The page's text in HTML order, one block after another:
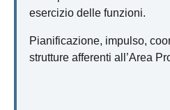
esercizio delle funzioni.
Pianificazione, impulso,
strutture afferenti all’Area